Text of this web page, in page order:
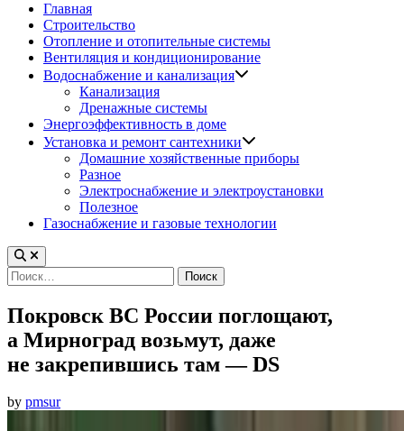
Главная
Строительство
Отопление и отопительные системы
Вентиляция и кондиционирование
Водоснабжение и канализация
Канализация
Дренажные системы
Энергоэффективность в доме
Установка и ремонт сантехники
Домашние хозяйственные приборы
Разное
Электроснабжение и электроустановки
Полезное
Газоснабжение и газовые технологии
Найти:
Покровск ВС России поглощают,
а Мирноград возьмут, даже
не закрепившись там — DS
by pmsur